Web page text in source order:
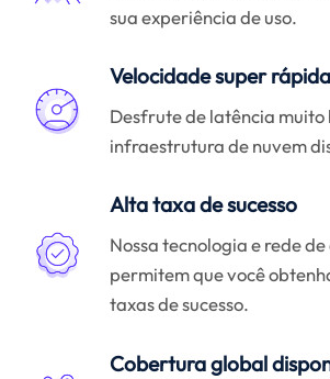
sua experiência de uso.
Velocidade super rápida
Desfrute de latência muito
infraestrutura de nuvem
Alta taxa de sucesso
Nossa tecnologia e rede
permitem que você
taxas de sucesso.
Cobertura global